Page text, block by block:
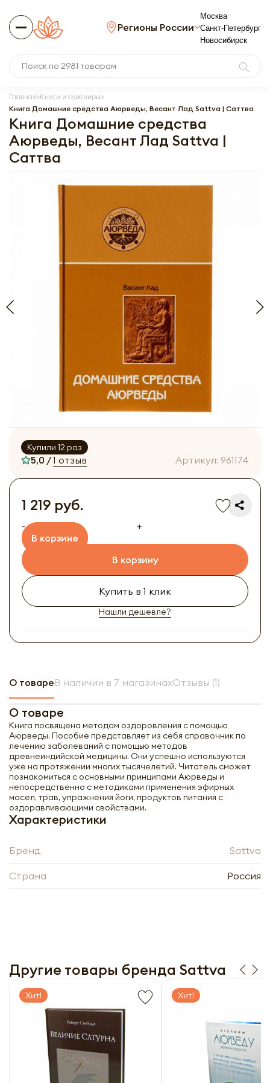
Регионы России
Москва
Санкт-Петербург
Новосибирск
Главная Книги и сувениры
Книга Домашние средства Аюрведы, Весант Лад Sattva | Саттва
Книга Домашние средства
Аюрведы, Весант Лад Sattva |
Саттва
Купили 12 раз
5,0 /1 отзыв Артикул: 961174
1 219 руб.
-
+
В корзине
В корзину
Купить в 1 клик
Нашли дешевле?
О товареВ наличии в 7 магазинахОтзывы (1)
О товаре
Книга посвящена методам оздоровления с помощью
Аюрведы. Пособие представляет из себя справочник по
лечению заболеваний с помощью методов
древнеиндийской медицины. Они успешно используются
уже на протяжении многих тысячелетий. Читатель сможет
познакомиться с основными принципами Аюрведы и
непосредственно с методиками применения эфирных
масел, трав, упражнения йоги, продуктов питания с
оздоравливающими свойствами.
Характеристики
Бренд Sattva
Страна Россия
Другие товары бренда Sattva
Хит! Хит!
- +
Нажимая кнопку «Оформить», я даю своё согласие